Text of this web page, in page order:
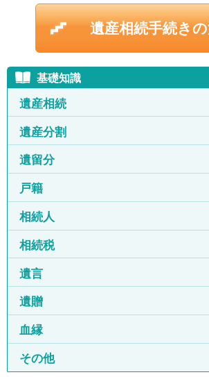
遺産相続手続き
基礎知識
遺産相続
遺産分割
遺留分
戸籍
相続人
相続税
遺言
遺贈
血縁
その他